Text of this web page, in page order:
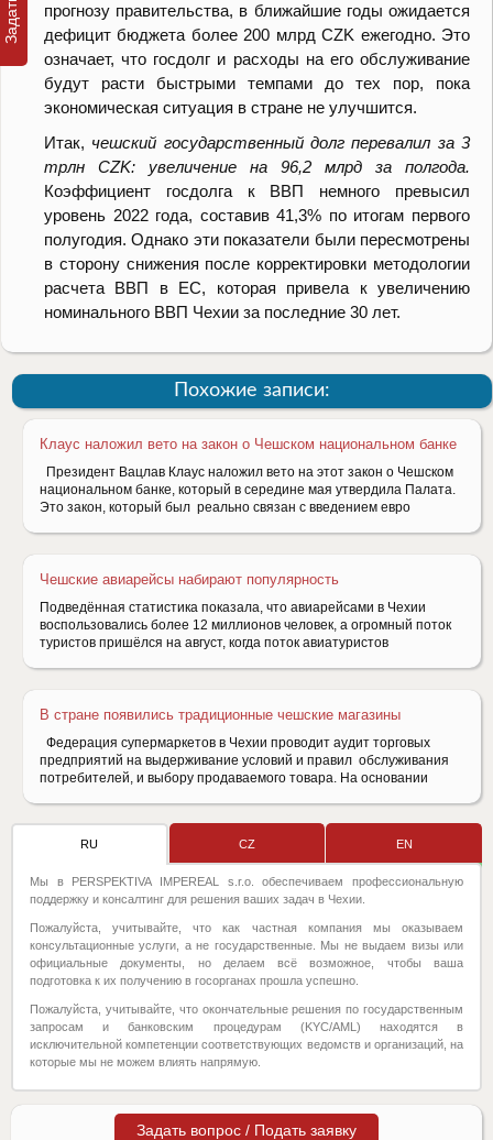
прогнозу правительства, в ближайшие годы ожидается
дефицит бюджета более 200 млрд CZK ежегодно. Это
означает, что госдолг и расходы на его обслуживание
будут расти быстрыми темпами до тех пор, пока
экономическая ситуация в стране не улучшится.
Итак, чешский государственный долг перевалил за 3
трлн CZK: увеличение на 96,2 млрд за полгода.
Коэффициент госдолга к ВВП немного превысил
уровень 2022 года, составив 41,3% по итогам первого
полугодия. Однако эти показатели были пересмотрены
в сторону снижения после корректировки методологии
расчета ВВП в ЕС, которая привела к увеличению
номинального ВВП Чехии за последние 30 лет.
Похожие записи:
Клаус наложил вето на закон о Чешском национальном банке
Президент Вацлав Клаус наложил вето на этот закон о Чешском
национальном банке, который в середине мая утвердила Палата.
Это закон, который был реально связан с введением евро
Чешские авиарейсы набирают популярность
Подведённая статистика показала, что авиарейсами в Чехии
воспользовались более 12 миллионов человек, а огромный поток
туристов пришёлся на август, когда поток авиатуристов
В стране появились традиционные чешские магазины
Федерация супермаркетов в Чехии проводит аудит торговых
предприятий на выдерживание условий и правил обслуживания
потребителей, и выбору продаваемого товара. На основании
RU CZ EN
Мы в PERSPEKTIVA IMPEREAL s.r.o. обеспечиваем профессиональную
поддержку и консалтинг для решения ваших задач в Чехии.
Пожалуйста, учитывайте, что как частная компания мы оказываем
консультационные услуги, а не государственные. Мы не выдаем визы или
официальные документы, но делаем всё возможное, чтобы ваша
подготовка к их получению в госорганах прошла успешно.
Пожалуйста, учитывайте, что окончательные решения по государственным
запросам и банковским процедурам (KYC/AML) находятся в
исключительной компетенции соответствующих ведомств и организаций, на
которые мы не можем влиять напрямую.
Задать вопрос / Подать заявку